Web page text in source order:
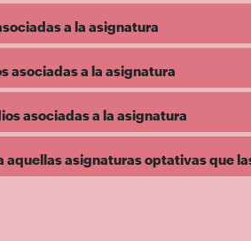
a la asignatura
asociadas a la asignatura
asociadas a la asignatura
asignaturas optativas que